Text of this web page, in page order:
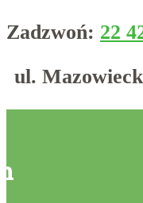
Zadzwoń: 22
ul.